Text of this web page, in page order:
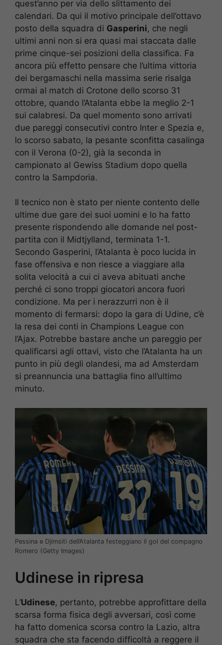
quest’anno per via dello slittamento dei
calendari. Da qui il motivo principale dell’ottavo
posto della squadra di Gasperini, che negli
ultimi anni non si era quasi mai staccata dalle
prime cinque-sei posizioni della classifica. Fa
ancora più effetto pensare che l’ultima vittoria
dei bergamaschi nella massima serie risalga
ormai al match di Crotone dello scorso 31
ottobre, quando l’Atalanta ebbe la meglio 2-1
sui calabresi. Da quel momento sono arrivati
due pareggi consecutivi contro Inter e Spezia e,
lo scorso sabato, la pesante sconfitta casalinga
con il Verona (0-2), già la seconda in
campionato al Gewiss Stadium dopo quella
contro la Sampdoria.
Il tecnico non è stato per niente contento delle
ultime due gare dei suoi uomini e lo ha fatto
presente rispondendo alle domande nel post-
partita con il Midtjylland, terminata 1-1.
Secondo Gasperini, l’Atalanta è poco lucida in
fase offensiva e non riesce a viaggiare alla
solita velocità a cui ci aveva abituati anche
perché ci sono troppi giocatori ancora fuori
condizione. Ma per i nerazzurri non è il
momento di fermarsi: dopo la gara di Udine, c’è
la resa dei conti in Champions League con
l’Ajax. Potrebbe bastare anche un pareggio per
qualificarsi agli ottavi, visto che l’Atalanta ha un
punto in più degli olandesi, ma ad Amsterdam
si preannuncia una battaglia fino all’ultimo
minuto.
Pessina e Djimsiti dell’Atalanta festeggiano il gol del compagno
Romero (Getty Images)
Udinese in ripresa
L’Udinese, pertanto, potrebbe approfittare della
scarsa forma fisica degli avversari, così come
ha fatto domenica scorsa contro la Lazio, altra
squadra che sta facendo difficoltà a reggere il